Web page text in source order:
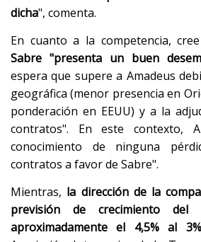
dicha", comenta.
En cuanto a la competencia,
Sabre "presenta un buen
espera que supere a Amadeus
geográfica (menor presencia en
ponderación en EEUU) y a la
contratos". En este contexto,
conocimiento de ninguna
contratos a favor de Sabre".
Mientras, la dirección de la
previsión de crecimiento
aproximadamente el 4,5% al